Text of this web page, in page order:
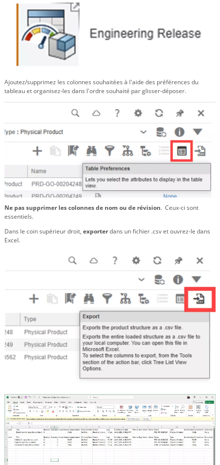
Ajoutez/supprimez les colonnes souhaitées à l'aide des préférences du
tableau et organisez-les dans l'ordre souhaité par glisser-déposer.
Ne pas supprimer les colonnes de nom ou de révision. Ceux-ci sont
essentiels.
Dans le coin supérieur droit, exporterdans un fichier .csv et ouvrez-le dans
Excel.